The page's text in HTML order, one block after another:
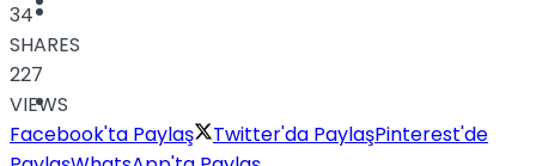
Türkiye
34
SHARES
227
VIEWS
Facebook'ta Paylaş
Twitter'da PaylaşPinterest'de